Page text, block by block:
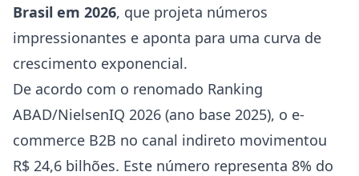
Brasil em 2026, que projeta números
impressionantes e aponta para uma curva de
crescimento exponencial.
De acordo com o renomado Ranking
ABAD/NielsenIQ 2026 (ano base 2025), o e-
commerce B2B no canal indireto movimentou
R$ 24,6 bilhões. Este número representa 8% do